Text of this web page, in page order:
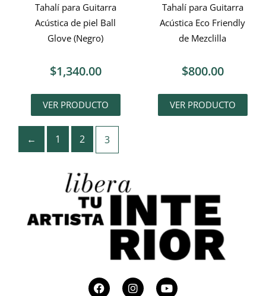
Tahalí para Guitarra
Acústica de piel Ball
Glove (Negro)
$1,340.00
VER PRODUCTO
Tahalí para Guitarra
Acústica Eco Friendly
de Mezclilla
$800.00
VER PRODUCTO
← 1 2 3